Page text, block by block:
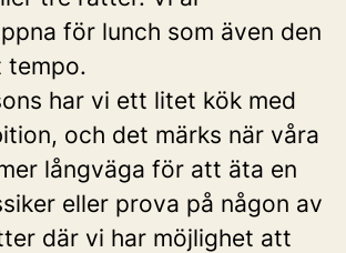
för lunch som även den
tempo.
har vi ett litet kök med
och det märks när våra
långväga för att äta en
eller prova på någon av
där vi har möjlighet att